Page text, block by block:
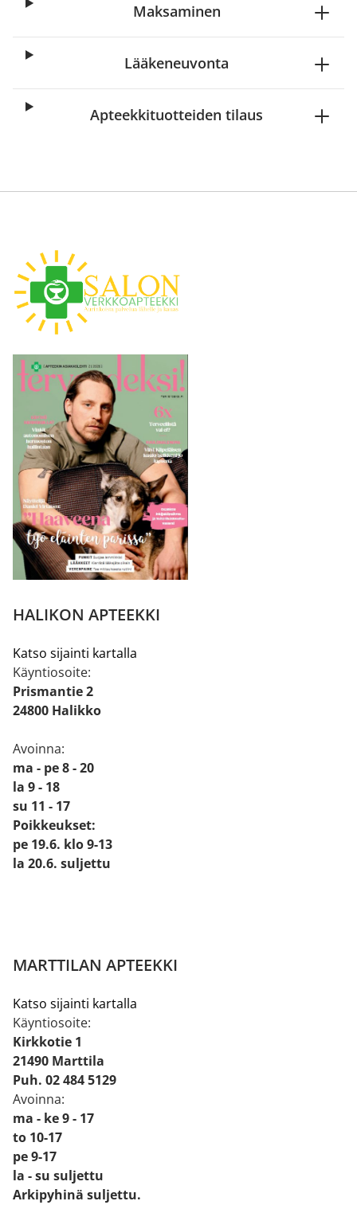
Maksaminen
Lääkeneuvonta
Apteekkituotteiden tilaus
HALIKON APTEEKKI
Katso sijainti kartalla
Käyntiosoite:
Prismantie 2
24800 Halikko
Avoinna:
ma - pe 8 - 20
la 9 - 18
su 11 - 17
Poikkeukset:
pe 19.6. klo 9-13
la 20.6. suljettu
MARTTILAN APTEEKKI
Katso sijainti kartalla
Käyntiosoite:
Kirkkotie 1
21490 Marttila
Puh. 02 484 5129
Avoinna:
ma - ke 9 - 17
to 10-17
pe 9-17
la - su suljettu
Arkipyhinä suljettu.